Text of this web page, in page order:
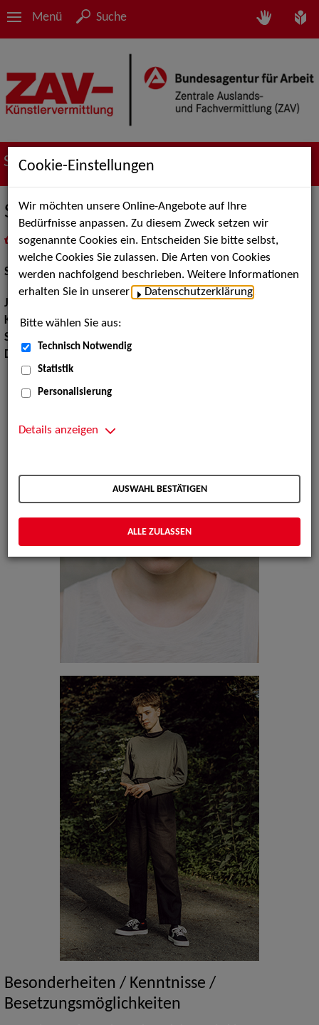
Menü Suche
Suche nach Künstler*innen
Sonja Glade
als PDF speichern
inMeine Merklistelegen
Schauspiel:Bühne
Jahrgang:
Körpergröße:164 cm
Sprachen:
Dialekte:
Besonderheiten / Kenntnisse /
Besetzungsmöglichkeiten
Cookie-Einstellungen
Wir möchten unsere Online-Angebote auf Ihre
Bedürfnisse anpassen. Zu diesem Zweck setzen wir
sogenannte Cookies ein. Entscheiden Sie bitte selbst,
welche Cookies Sie zulassen. Die Arten von Cookies
werden nachfolgend beschrieben. Weitere Informationen
erhalten Sie in unserer
Datenschutzerklärung
Bitte wählen Sie aus:
Technisch Notwendig
Statistik
Personalisierung
Details anzeigen
AUSWAHL BESTÄTIGEN
ALLE ZULASSEN